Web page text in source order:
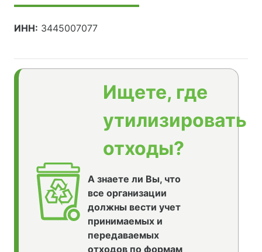
ИНН: 3445007077
Ищете, где
утилизировать
отходы?
А знаете ли Вы, что
все организации
должны вести учет
принимаемых и
передаваемых
отходов по формам